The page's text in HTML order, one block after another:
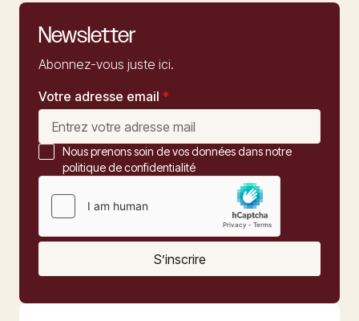
Newsletter
Abonnez-vous juste ici.
Votre adresse email *
Nous prenons soin de vos données dans notre
politique de confidentialité
S’inscrire